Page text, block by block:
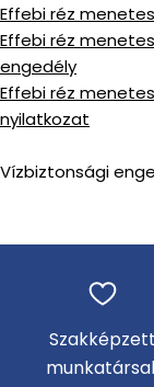
Effebi réz
Effebi réz
engedély
Effebi réz
nyilatkozat
Vízbiztonsági
Szakképzett